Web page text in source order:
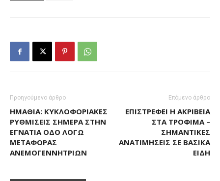
Προηγούμενο άρθρο
ΗΜΑΘΊΑ: ΚΥΚΛΟΦΟΡΙΑΚΈΣ
ΡΥΘΜΊΣΕΙΣ ΣΉΜΕΡΑ ΣΤΗΝ
ΕΓΝΑΤΊΑ ΟΔΌ ΛΌΓΩ
ΜΕΤΑΦΟΡΆΣ
ΑΝΕΜΟΓΕΝΝΗΤΡΙΏΝ
Επόμενο άρθρο
ΕΠΙΣΤΡΈΦΕΙ Η ΑΚΡΊΒΕΙΑ
ΣΤΑ ΤΡΌΦΙΜΑ –
ΣΗΜΑΝΤΙΚΈΣ
ΑΝΑΤΙΜΉΣΕΙΣ ΣΕ ΒΑΣΙΚΆ
ΕΊΔΗ